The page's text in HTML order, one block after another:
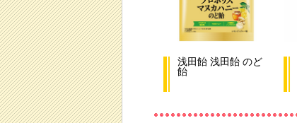
浅田飴 浅田飴 のど
飴